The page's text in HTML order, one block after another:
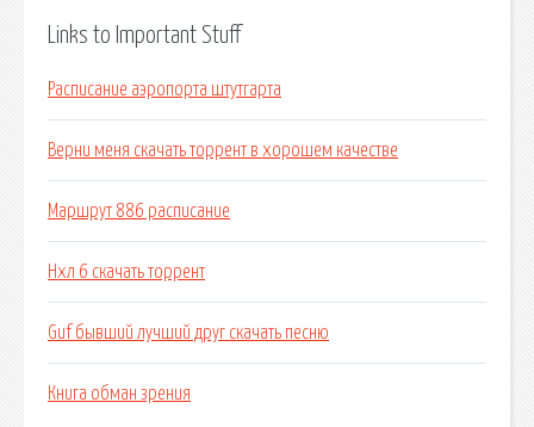
Links to Important Stuff
Расписание аэропорта штутгарта
Верни меня скачать торрент в хорошем качестве
Маршрут 886 расписание
Нхл 6 скачать торрент
Guf бывший лучший друг скачать песню
Книга обман зрения